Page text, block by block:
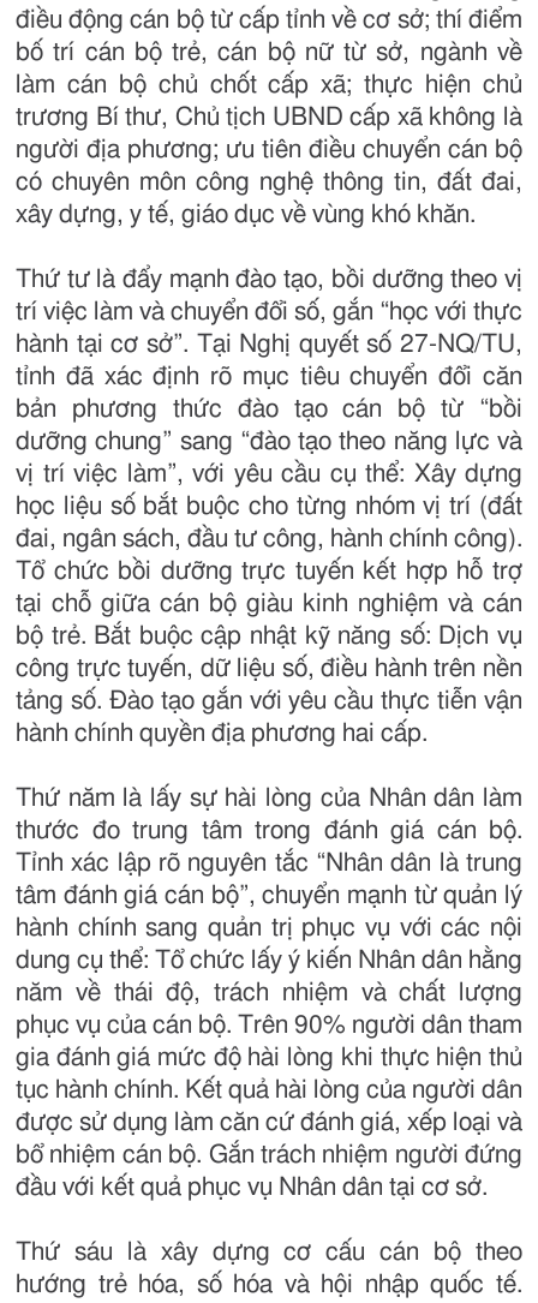
điều động cán bộ từ cấp tỉnh về cơ sở; thí điểm
bố trí cán bộ trẻ, cán bộ nữ từ sở, ngành về
làm cán bộ chủ chốt cấp xã; thực hiện chủ
trương Bí thư, Chủ tịch UBND cấp xã không là
người địa phương; ưu tiên điều chuyển cán bộ
có chuyên môn công nghệ thông tin, đất đai,
xây dựng, y tế, giáo dục về vùng khó khăn.
Thứ tư là đẩy mạnh đào tạo, bồi dưỡng theo vị
trí việc làm và chuyển đổi số, gắn “học với thực
hành tại cơ sở”. Tại Nghị quyết số 27-NQ/TU,
tỉnh đã xác định rõ mục tiêu chuyển đổi căn
bản phương thức đào tạo cán bộ từ “bồi
dưỡng chung” sang “đào tạo theo năng lực và
vị trí việc làm”, với yêu cầu cụ thể: Xây dựng
học liệu số bắt buộc cho từng nhóm vị trí (đất
đai, ngân sách, đầu tư công, hành chính công).
Tổ chức bồi dưỡng trực tuyến kết hợp hỗ trợ
tại chỗ giữa cán bộ giàu kinh nghiệm và cán
bộ trẻ. Bắt buộc cập nhật kỹ năng số: Dịch vụ
công trực tuyến, dữ liệu số, điều hành trên nền
tảng số. Đào tạo gắn với yêu cầu thực tiễn vận
hành chính quyền địa phương hai cấp.
Thứ năm là lấy sự hài lòng của Nhân dân làm
thước đo trung tâm trong đánh giá cán bộ.
Tỉnh xác lập rõ nguyên tắc “Nhân dân là trung
tâm đánh giá cán bộ”, chuyển mạnh từ quản lý
hành chính sang quản trị phục vụ với các nội
dung cụ thể: Tổ chức lấy ý kiến Nhân dân hằng
năm về thái độ, trách nhiệm và chất lượng
phục vụ của cán bộ. Trên 90% người dân tham
gia đánh giá mức độ hài lòng khi thực hiện thủ
tục hành chính. Kết quả hài lòng của người dân
được sử dụng làm căn cứ đánh giá, xếp loại và
bổ nhiệm cán bộ. Gắn trách nhiệm người đứng
đầu với kết quả phục vụ Nhân dân tại cơ sở.
Thứ sáu là xây dựng cơ cấu cán bộ theo
hướng trẻ hóa, số hóa và hội nhập quốc tế.